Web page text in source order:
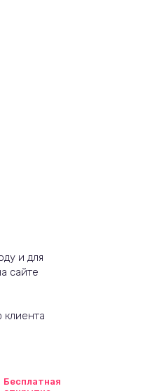
и для
сайте
Бесплатная